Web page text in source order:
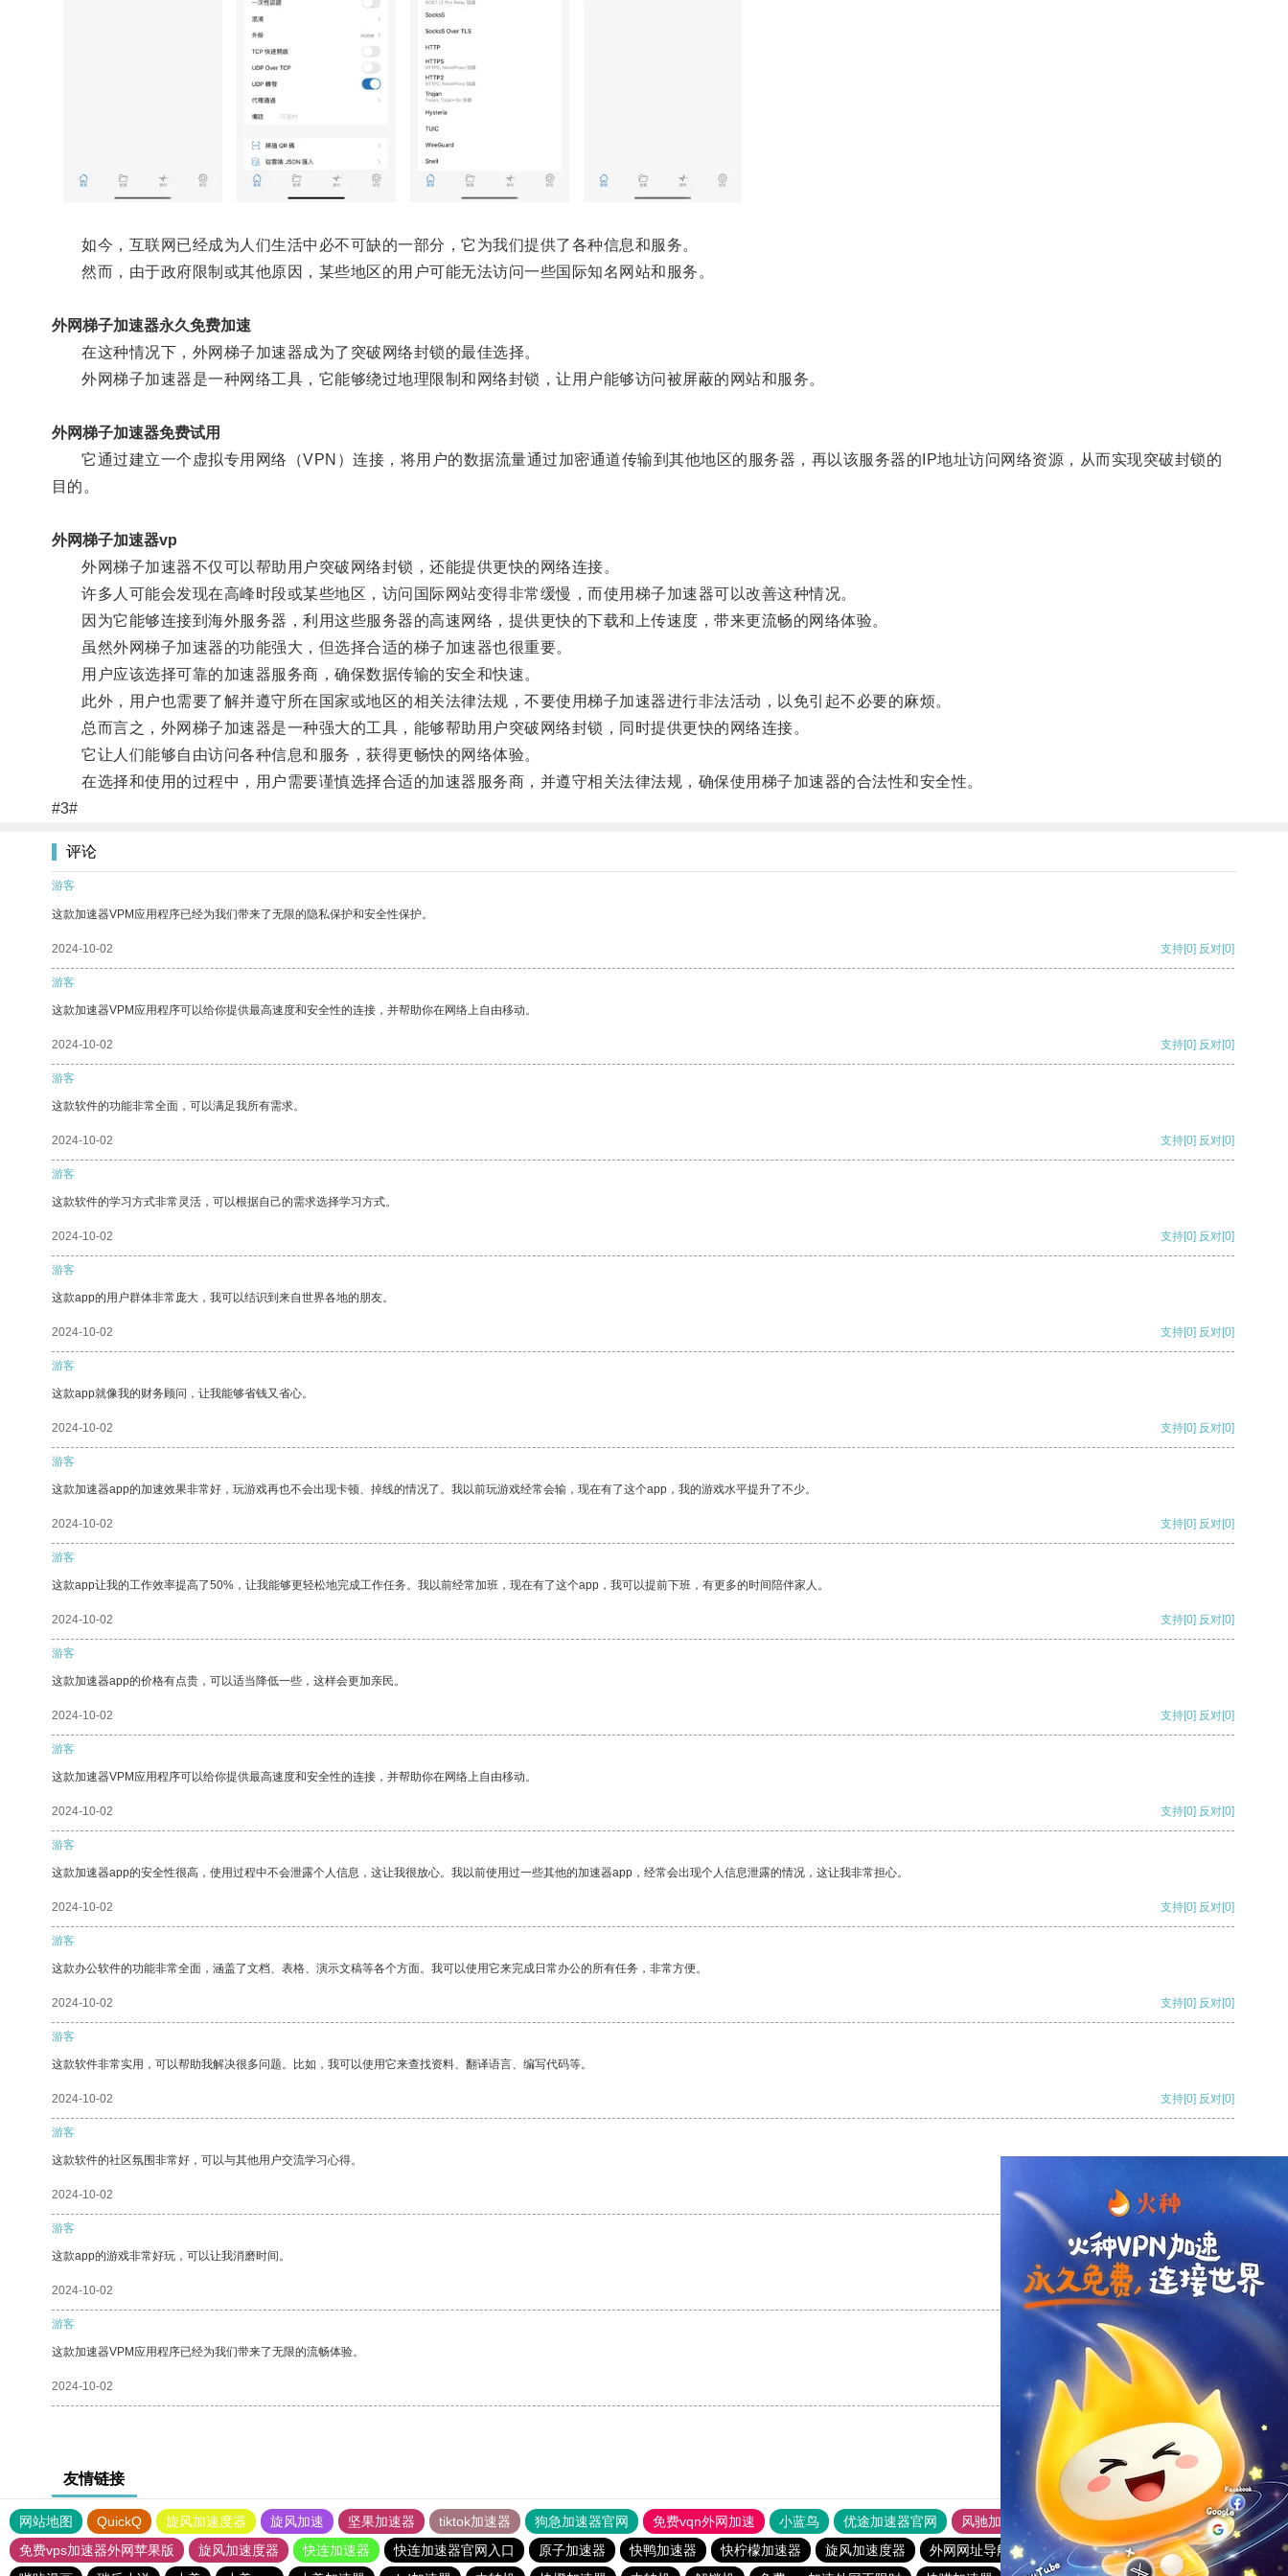
如今，互联网已经成为人们生活中必不可缺的一部分，它为我们提供了各种信息和服务。
然而，由于政府限制或其他原因，某些地区的用户可能无法访问一些国际知名网站和服务。
外网梯子加速器永久免费加速
在这种情况下，外网梯子加速器成为了突破网络封锁的最佳选择。
外网梯子加速器是一种网络工具，它能够绕过地理限制和网络封锁，让用户能够访问被屏蔽的网站和服务。
外网梯子加速器免费试用
它通过建立一个虚拟专用网络（VPN）连接，将用户的数据流量通过加密通道传输到其他地区的服务器，再以该服务器的IP地址访问网络资源，从而实现突破封锁的
目的。
外网梯子加速器vp
外网梯子加速器不仅可以帮助用户突破网络封锁，还能提供更快的网络连接。
许多人可能会发现在高峰时段或某些地区，访问国际网站变得非常缓慢，而使用梯子加速器可以改善这种情况。
因为它能够连接到海外服务器，利用这些服务器的高速网络，提供更快的下载和上传速度，带来更流畅的网络体验。
虽然外网梯子加速器的功能强大，但选择合适的梯子加速器也很重要。
用户应该选择可靠的加速器服务商，确保数据传输的安全和快速。
此外，用户也需要了解并遵守所在国家或地区的相关法律法规，不要使用梯子加速器进行非法活动，以免引起不必要的麻烦。
总而言之，外网梯子加速器是一种强大的工具，能够帮助用户突破网络封锁，同时提供更快的网络连接。
它让人们能够自由访问各种信息和服务，获得更畅快的网络体验。
在选择和使用的过程中，用户需要谨慎选择合适的加速器服务商，并遵守相关法律法规，确保使用梯子加速器的合法性和安全性。
#3#
评论
游客
这款加速器VPM应用程序已经为我们带来了无限的隐私保护和安全性保护。
2024-10-02 支持[0] 反对[0]
游客
这款加速器VPM应用程序可以给你提供最高速度和安全性的连接，并帮助你在网络上自由移动。
2024-10-02 支持[0] 反对[0]
游客
这款软件的功能非常全面，可以满足我所有需求。
2024-10-02 支持[0] 反对[0]
游客
这款软件的学习方式非常灵活，可以根据自己的需求选择学习方式。
2024-10-02 支持[0] 反对[0]
游客
这款app的用户群体非常庞大，我可以结识到来自世界各地的朋友。
2024-10-02 支持[0] 反对[0]
游客
这款app就像我的财务顾问，让我能够省钱又省心。
2024-10-02 支持[0] 反对[0]
游客
这款加速器app的加速效果非常好，玩游戏再也不会出现卡顿、掉线的情况了。我以前玩游戏经常会输，现在有了这个app，我的游戏水平提升了不少。
2024-10-02 支持[0] 反对[0]
游客
这款app让我的工作效率提高了50%，让我能够更轻松地完成工作任务。我以前经常加班，现在有了这个app，我可以提前下班，有更多的时间陪伴家人。
2024-10-02 支持[0] 反对[0]
游客
这款加速器app的价格有点贵，可以适当降低一些，这样会更加亲民。
2024-10-02 支持[0] 反对[0]
游客
这款加速器VPM应用程序可以给你提供最高速度和安全性的连接，并帮助你在网络上自由移动。
2024-10-02 支持[0] 反对[0]
游客
这款加速器app的安全性很高，使用过程中不会泄露个人信息，这让我很放心。我以前使用过一些其他的加速器app，经常会出现个人信息泄露的情况，这让我非常担心。
2024-10-02 支持[0] 反对[0]
游客
这款办公软件的功能非常全面，涵盖了文档、表格、演示文稿等各个方面。我可以使用它来完成日常办公的所有任务，非常方便。
2024-10-02 支持[0] 反对[0]
游客
这款软件非常实用，可以帮助我解决很多问题。比如，我可以使用它来查找资料、翻译语言、编写代码等。
2024-10-02 支持[0] 反对[0]
游客
这款软件的社区氛围非常好，可以与其他用户交流学习心得。
2024-10-02 支持
游客
这款app的游戏非常好玩，可以让我消磨时间。
2024-10-02 支持[0] 反对[0]
游客
这款加速器VPM应用程序已经为我们带来了无限的流畅体验。
2024-10-02 支持[0] 反对[0]
友情链接
网站地图 QuickQ 旋风加速度器 旋风加速 坚果加速器 tiktok加速器 狗急加速器官网 免费vqn外网加速 小蓝鸟 优途加速器官网 风驰加速器
旋风加速器
免费vps加速器外网苹果版
旋风加速度器 快连加速器 快连加速器官网入口 原子加速器 快鸭加速器 快柠檬加速器 旋风加速度器 外网网址导航 软件中心 雷霆加速
狂飙加速器